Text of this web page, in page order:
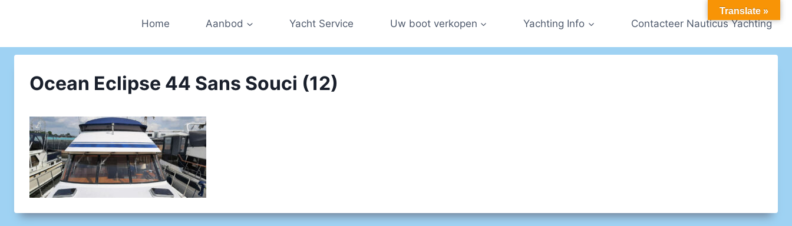
Home Aanbod Yacht Service Uw boot verkopen Yachting Info Contacteer Nauticus Yachting
Ocean Eclipse 44 Sans Souci (12)
Translate »